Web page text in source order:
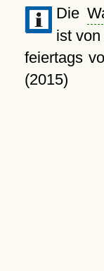
Die
ist
feiertags
(2015)